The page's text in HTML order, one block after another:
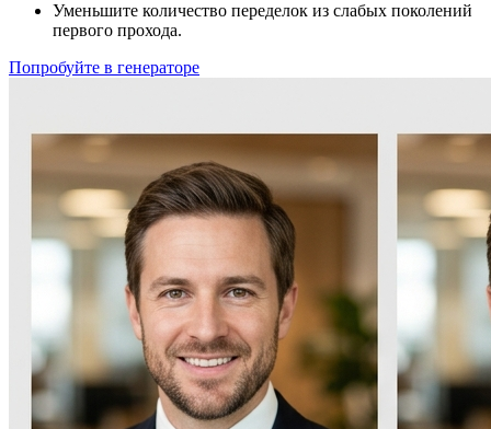
Уменьшите количество переделок из слабых поколений
первого прохода.
Попробуйте в генераторе